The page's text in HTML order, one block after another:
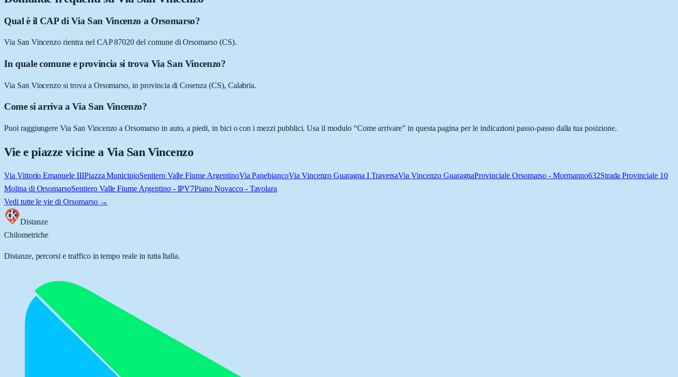
Qual è il CAP di Via San Vincenzo a Orsomarso?
Via San Vincenzo rientra nel CAP 87020 del comune di Orsomarso (CS).
In quale comune e provincia si trova Via San Vincenzo?
Via San Vincenzo si trova a Orsomarso, in provincia di Cosenza (CS), Calabria.
Come si arriva a Via San Vincenzo?
Puoi raggiungere Via San Vincenzo a Orsomarso in auto, a piedi, in bici o con i mezzi pubblici. Usa il modulo “Come arrivare” in questa pagina per le indicazioni passo-passo dalla tua posizione.
Vie e piazze vicine a Via San Vincenzo
Via Vittorio Emanuele IIIPiazza MunicipioSentiero Valle Fiume ArgentinoVia PanebiancoVia Vincenzo Guaragna I TraversaVia Vincenzo GuaragnaProvinciale Orsomarso - Mormanno632Strada Provinciale 10
Molina di OrsomarsoSentiero Valle Fiume Argentino - IPV7Piano Novacco - Tavolara
Vedi tutte le vie di Orsomarso→
Distanze
Chilometriche
Distanze, percorsi e traffico in tempo reale in tutta Italia.